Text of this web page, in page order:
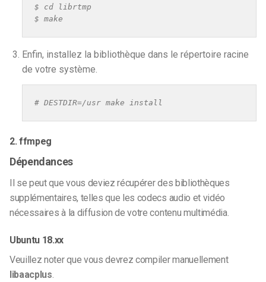
$ cd librtmp
$ make
Enfin, installez la bibliothèque dans le répertoire racine
de votre système.
# DESTDIR=/usr make install
2. ffmpeg
Dépendances
Il se peut que vous deviez récupérer des bibliothèques
supplémentaires, telles que les codecs audio et vidéo
nécessaires à la diffusion de votre contenu multimédia.
Ubuntu 18.xx
Veuillez noter que vous devrez compiler manuellement
libaacplus.